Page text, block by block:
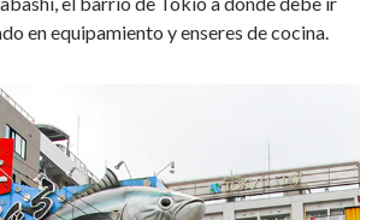
en equipamiento y enseres de cocina.